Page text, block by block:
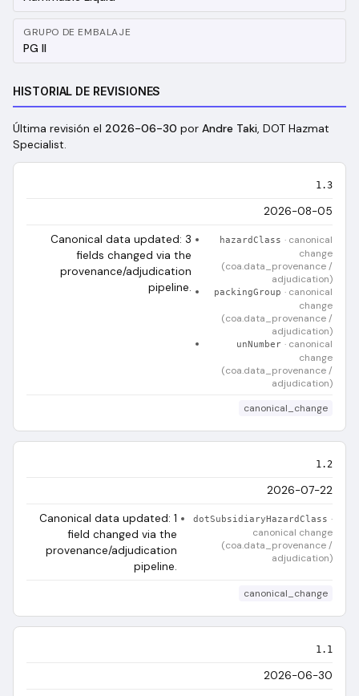
GRUPO DE EMBALAJE
PG II
HISTORIAL DE REVISIONES
Última revisión el 2026-06-30 por Andre Taki, DOT Hazmat
Specialist.
1.3
2026-08-05
Canonical data updated: 3
fields changed via the
provenance/adjudication
pipeline.
hazardClass · canonical
change
(coa.data_provenance /
adjudication)
packingGroup · canonical
change
(coa.data_provenance /
adjudication)
unNumber · canonical
change
(coa.data_provenance /
adjudication)
canonical_change
1.2
2026-07-22
Canonical data updated: 1
field changed via the
provenance/adjudication
pipeline.
dotSubsidiaryHazardClass ·
canonical change
(coa.data_provenance /
adjudication)
canonical_change
1.1
2026-06-30